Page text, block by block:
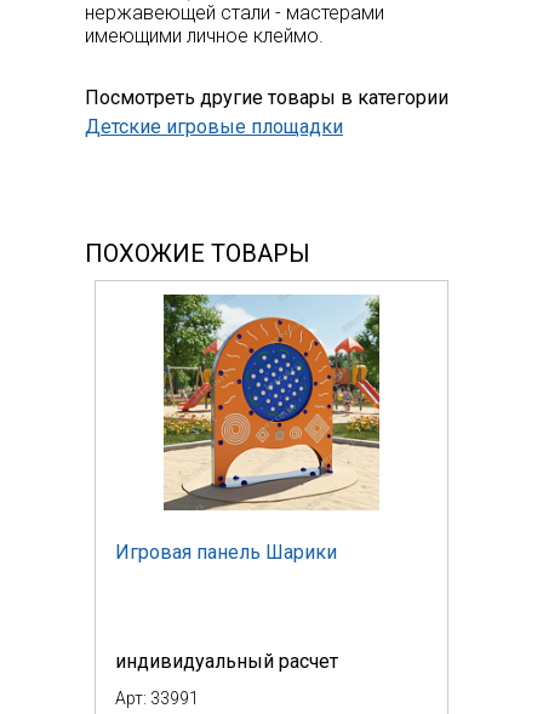
нержавеющей стали - мастерами
имеющими личное клеймо.
Посмотреть другие товары в категории
Детские игровые площадки
ПОХОЖИЕ ТОВАРЫ
Игровая панель Шарики
индивидуальный расчет
Арт: 33991